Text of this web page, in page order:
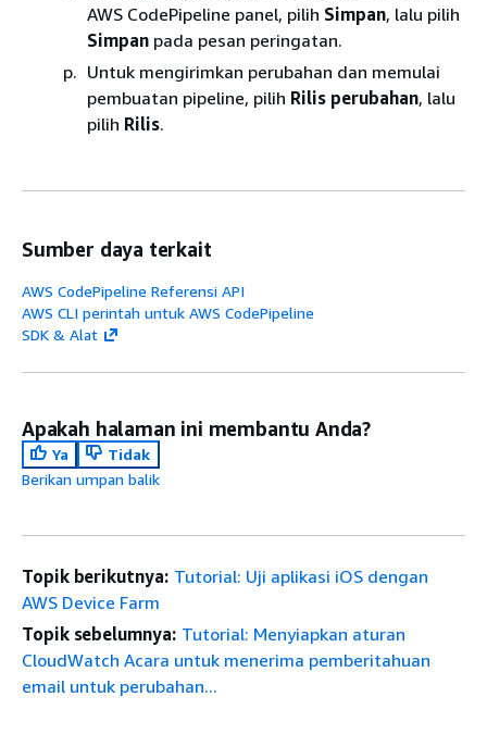
AWS CodePipeline panel, pilih Simpan, lalu pilih
Simpan pada pesan peringatan.
Untuk mengirimkan perubahan dan memulai
pembuatan pipeline, pilih Rilis perubahan, lalu
pilih Rilis.
Sumber daya terkait
AWS CodePipeline Referensi API
AWS CLI perintah untuk AWS CodePipeline
SDK & Alat
Apakah halaman ini membantu Anda?
Ya
Tidak
Berikan umpan balik
Topik berikutnya: Tutorial: Uji aplikasi iOS dengan
AWS Device Farm
Topik sebelumnya: Tutorial: Menyiapkan aturan
CloudWatch Acara untuk menerima pemberitahuan
email untuk perubahan...